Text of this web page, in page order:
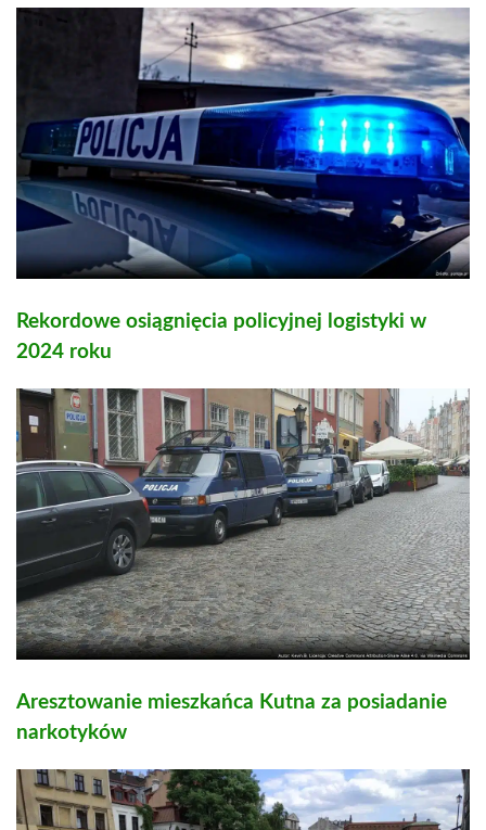
Rekordowe osiągnięcia policyjnej logistyki w
2024 roku
Aresztowanie mieszkańca Kutna za posiadanie
narkotyków